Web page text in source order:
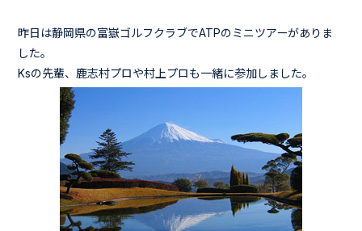
昨日は静岡県の富嶽ゴルフクラブでATPのミニツアーがありま
した。
Ksの先輩、鹿志村プロや村上プロも一緒に参加しました。